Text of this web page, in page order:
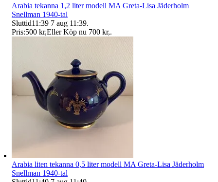
Arabia tekanna 1,2 liter modell MA Greta-Lisa Jäderholm
Snellman 1940-tal
Sluttid11:39 7 aug 11:39.
Pris:500 kr,Eller Köp nu 700 kr,.
Arabia liten tekanna 0,5 liter modell MA Greta-Lisa Jäderholm
Snellman 1940-tal